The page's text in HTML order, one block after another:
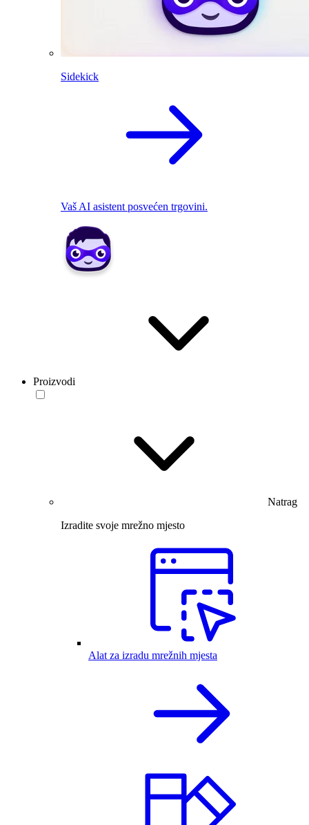
Sidekick
Vaš AI asistent posvećen trgovini.
Proizvodi
Natrag
Izradite svoje mrežno mjesto
Alat za izradu mrežnih mjesta